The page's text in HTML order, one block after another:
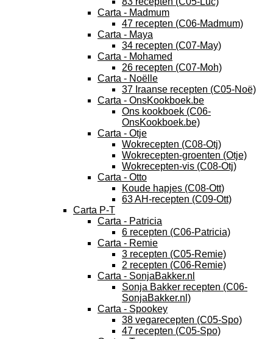
Carta - Madmum
47 recepten (C06-Madmum)
Carta - Maya
34 recepten (C07-May)
Carta - Mohamed
26 recepten (C07-Moh)
Carta - Noëlle
37 Iraanse recepten (C05-Noë)
Carta - OnsKookboek.be
Ons kookboek (C06-
OnsKookboek.be)
Carta - Otje
Wokrecepten (C08-Otj)
Wokrecepten-groenten (Otje)
Wokrecepten-vis (C08-Otj)
Carta - Otto
Koude hapjes (C08-Ott)
63 AH-recepten (C09-Ott)
Carta P-T
Carta - Patricia
6 recepten (C06-Patricia)
Carta - Remie
3 recepten (C05-Remie)
2 recepten (C06-Remie)
Carta - SonjaBakker.nl
Sonja Bakker recepten (C06-
SonjaBakker.nl)
Carta - Spookey
38 vegarecepten (C05-Spo)
47 recepten (C05-Spo)